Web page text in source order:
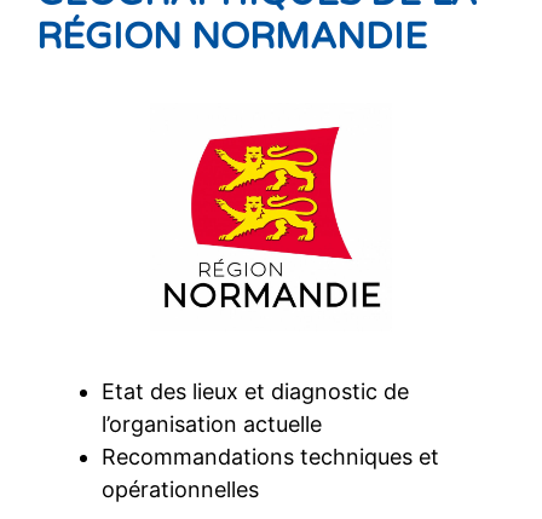
RÉGION NORMANDIE
Etat des lieux et diagnostic de
l’organisation actuelle
Recommandations techniques et
opérationnelles